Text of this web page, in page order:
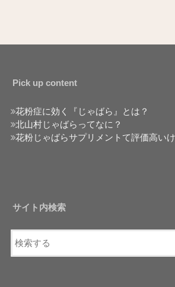
Pick up content
花粉症に効く『じゃばら』とは？
北山村じゃばらってなに？
花粉じゃばらサプリメントて評価高い
サイト内検索